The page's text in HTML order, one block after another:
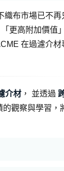
織布市場已不再
更高附加價值
在過濾介材
介材， 並透過
觀察與學習，